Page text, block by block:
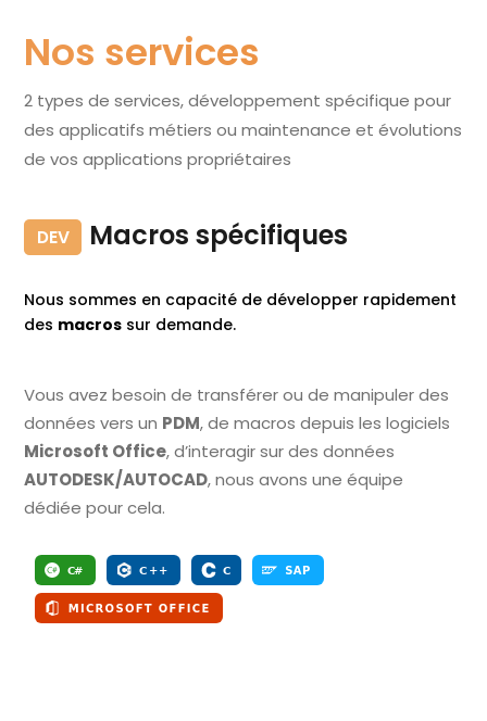
Nos services
2 types de services, développement spécifique pour
des applicatifs métiers ou maintenance et évolutions
de vos applications propriétaires
DEV Macros spécifiques
Nous sommes en capacité de développer rapidement
des macros sur demande.
Vous avez besoin de transférer ou de manipuler des
données vers un PDM, de macros depuis les logiciels
Microsoft Office, d’interagir sur des données
AUTODESK/AUTOCAD, nous avons une équipe
dédiée pour cela.